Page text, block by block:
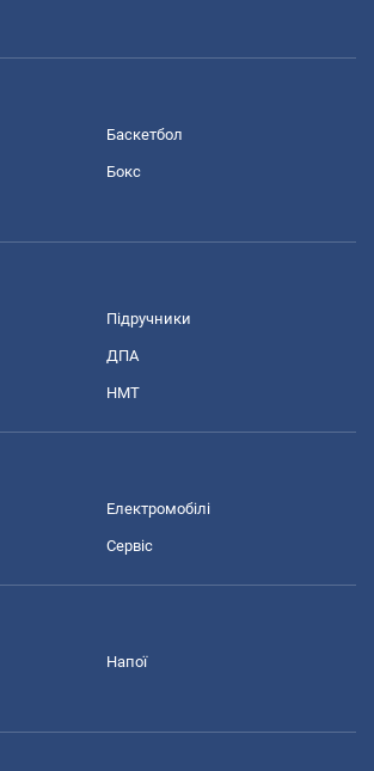
Баскетбол
Бокс
Підручники
ДПА
НМТ
Електромобілі
Сервіс
Напої